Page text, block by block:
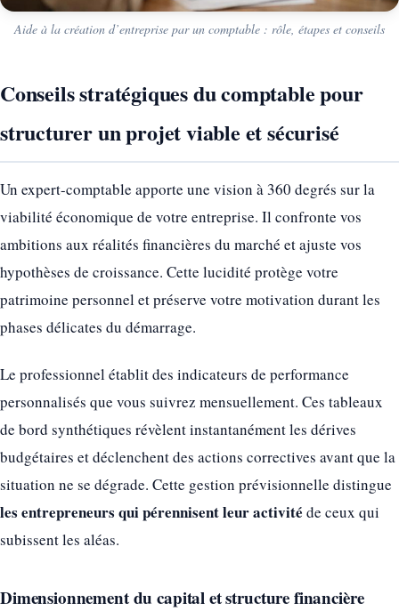
Aide à la création d’entreprise par un comptable : rôle, étapes et conseils
Conseils stratégiques du comptable pour
structurer un projet viable et sécurisé
Un expert-comptable apporte une vision à 360 degrés sur la
viabilité économique de votre entreprise. Il confronte vos
ambitions aux réalités financières du marché et ajuste vos
hypothèses de croissance. Cette lucidité protège votre
patrimoine personnel et préserve votre motivation durant les
phases délicates du démarrage.
Le professionnel établit des indicateurs de performance
personnalisés que vous suivrez mensuellement. Ces tableaux
de bord synthétiques révèlent instantanément les dérives
budgétaires et déclenchent des actions correctives avant que la
situation ne se dégrade. Cette gestion prévisionnelle distingue
les entrepreneurs qui pérennisent leur activité de ceux qui
subissent les aléas.
Dimensionnement du capital et structure financière